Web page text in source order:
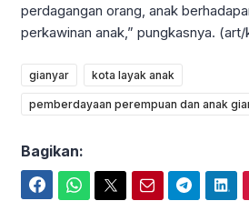
perdagangan orang, anak
perkawinan anak,” pungkasnya.
gianyar kota layak anak
pemberdayaan perempuan dan anak
Bagikan: